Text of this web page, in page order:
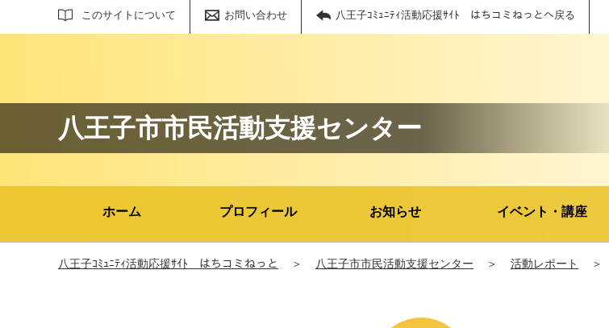
このサイトについて お問い合わせ 八王子ｺﾐｭﾆﾃｨ活動応援ｻｲﾄ はちコミねっとへ戻る
サイト内検索
八王子市市民活動支援センター
ホーム プロフィール お知らせ イベント・講座
八王子ｺﾐｭﾆﾃｨ活動応援ｻｲﾄ はちコミねっと ＞ 八王子市市民活動支援センター ＞ 活動レポート ＞